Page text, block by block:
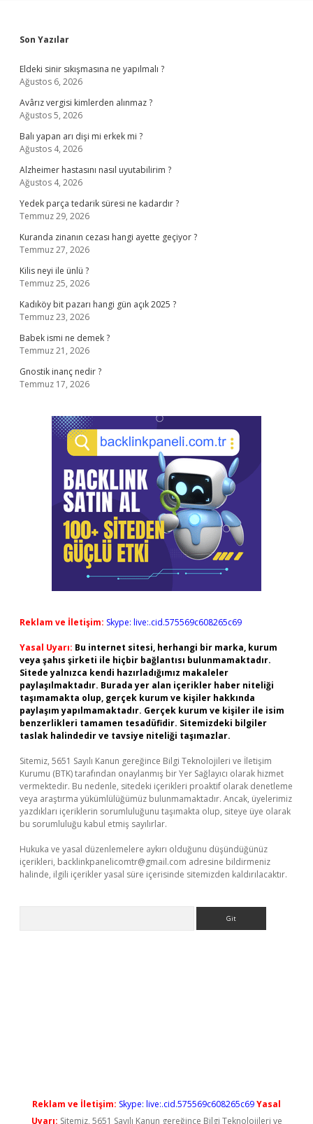
Sidebar
Son Yazılar
Eldeki sinir sıkışmasına ne yapılmalı ?
Ağustos 6, 2026
Avârız vergisi kimlerden alınmaz ?
Ağustos 5, 2026
Balı yapan arı dişi mi erkek mi ?
Ağustos 4, 2026
Alzheimer hastasını nasıl uyutabilirim ?
Ağustos 4, 2026
Yedek parça tedarik süresi ne kadardır ?
Temmuz 29, 2026
Kuranda zinanın cezası hangi ayette geçiyor ?
Temmuz 27, 2026
Kilis neyi ile ünlü ?
Temmuz 25, 2026
Kadıköy bit pazarı hangi gün açık 2025 ?
Temmuz 23, 2026
Babek ismi ne demek ?
Temmuz 21, 2026
Gnostik inanç nedir ?
Temmuz 17, 2026
Reklam ve İletişim: Skype: live:.cid.575569c608265c69
Yasal Uyarı: Bu internet sitesi, herhangi bir marka, kurum
veya şahıs şirketi ile hiçbir bağlantısı bulunmamaktadır.
Sitede yalnızca kendi hazırladığımız makaleler
paylaşılmaktadır. Burada yer alan içerikler haber niteliği
taşımamakta olup, gerçek kurum ve kişiler hakkında
paylaşım yapılmamaktadır. Gerçek kurum ve kişiler ile isim
benzerlikleri tamamen tesadüfidir. Sitemizdeki bilgiler
taslak halindedir ve tavsiye niteliği taşımazlar.
Sitemiz, 5651 Sayılı Kanun gereğince Bilgi Teknolojileri ve İletişim
Kurumu (BTK) tarafından onaylanmış bir Yer Sağlayıcı olarak hizmet
vermektedir. Bu nedenle, sitedeki içerikleri proaktif olarak denetleme
veya araştırma yükümlülüğümüz bulunmamaktadır. Ancak, üyelerimiz
yazdıkları içeriklerin sorumluluğunu taşımakta olup, siteye üye olarak
bu sorumluluğu kabul etmiş sayılırlar.
Hukuka ve yasal düzenlemelere aykırı olduğunu düşündüğünüz
içerikleri, backlinkpanelicomtr@gmail.com adresine bildirmeniz
halinde, ilgili içerikler yasal süre içerisinde sitemizden kaldırılacaktır.
Reklam ve İletişim: Skype: live:.cid.575569c608265c69Yasal
Uyarı: Sitemiz, 5651 Sayılı Kanun gereğince Bilgi Teknolojileri ve